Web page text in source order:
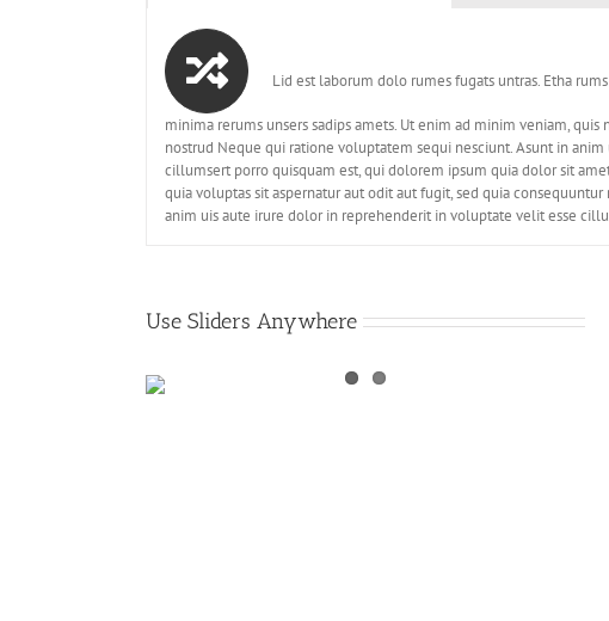
Lid est laborum dolo rumes fugats untras. Etha
minima rerums unsers sadips amets. Ut enim ad minim veniam,
nostrud Neque qui ratione voluptatem sequi nesciunt. Asunt in
cillumsert porro quisquam est, qui dolorem ipsum quia dolor sit
quia voluptas sit aspernatur aut odit aut fugit, sed quia
anim uis aute irure dolor in reprehenderit in voluptate velit esse
Use Sliders Anywhere